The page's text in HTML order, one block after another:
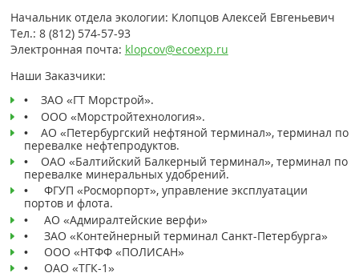
Начальник отдела экологии: Клопцов Алексей Евгеньевич
Тел.: 8 (812) 574-57-93
Электронная почта: klopcov@ecoexp.ru
Наши Заказчики:
• ЗАО «ГТ Морстрой».
• ООО «Морстройтехнология».
• АО «Петербургский нефтяной терминал», терминал по
перевалке нефтепродуктов.
• ОАО «Балтийский Балкерный терминал», терминал по
перевалке минеральных удобрений.
• ФГУП «Росморпорт», управление эксплуатации
портов и флота.
• АО «Адмиралтейские верфи»
• ЗАО «Контейнерный терминал Санкт-Петербурга»
• ООО «НТФФ «ПОЛИСАН»
• ОАО «ТГК-1»